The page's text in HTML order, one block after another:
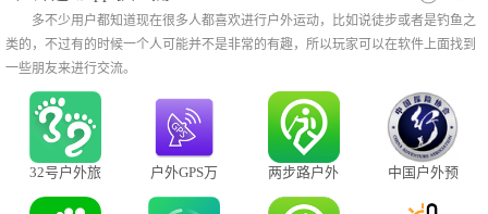
多不少用户都知道现在很多人都喜欢进行户外运动，比如说徒步或者是钓鱼之
类的，不过有的时候一个人可能并不是非常的有趣，所以玩家可以在软件上面找到
一些朋友来进行交流。
32号户外旅
户外GPS万
两步路户外
中国户外预
平台